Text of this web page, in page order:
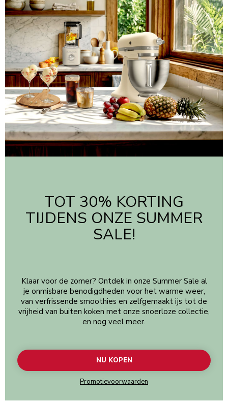
TOT 30% KORTING
TIJDENS ONZE SUMMER
SALE!
Klaar voor de zomer? Ontdek in onze Summer Sale al
je onmisbare benodigdheden voor het warme weer,
van verfrissende smoothies en zelfgemaakt ijs tot de
vrijheid van buiten koken met onze snoerloze collectie,
en nog veel meer.
NU KOPEN
Promotievoorwaarden